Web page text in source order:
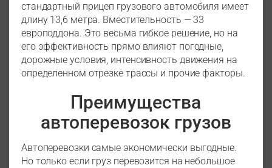
стандартный прицеп грузового автомобиля имеет
длину 13,6 метра. Вместительность — 33
европоддона. Это весьма гибкое решение, но на
его эффективность прямо влияют погодные,
дорожные условия, интенсивность движения на
определенном отрезке трассы и прочие факторы.
Преимущества
автоперевозок грузов
Автоперевозки самые экономически выгодные.
Но только если груз перевозится на небольшое